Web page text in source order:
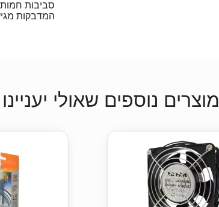
סביבות
המדבקות
מוצרים נוספים שאולי